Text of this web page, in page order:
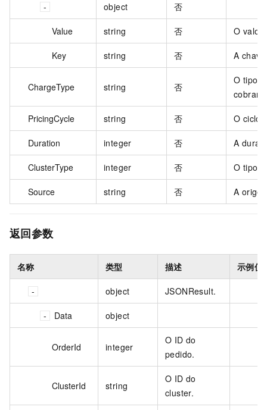
object 否
Value string 否 O valor
Key string 否 A
ChargeType string 否
O tipo
PricingCycle string 否 O ciclo
Duration integer 否 A
ClusterType integer 否 O tipo
Source string 否 A
返回参数
名称 类型 描述 示例值
object JSONResult.
Data object
OrderId integer
O ID do
pedido.
ClusterId string
O ID do
cluster.